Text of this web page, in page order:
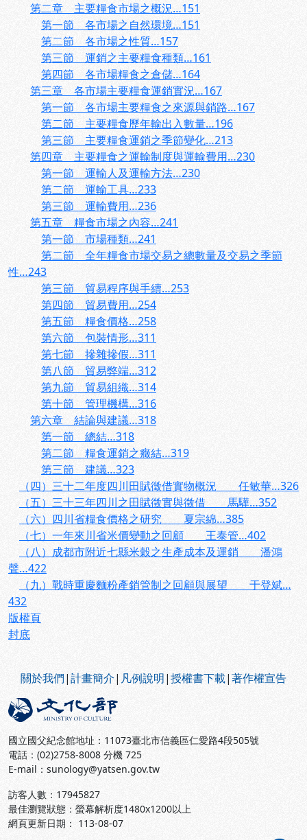
第二章 主要糧食市場之概況…151
第一節 各市場之自然環境…151
第二節 各市場之性質…157
第三節 運銷之主要糧食種類…161
第四節 各市場糧食之倉儲…164
第三章 各市場主要糧食運銷實況…167
第一節 各市場主要糧食之來源與銷路…167
第二節 主要糧食歷年輸出入數量…196
第三節 主要糧食運銷之季節變化…213
第四章 主要糧食之運輸制度與運輸費用…230
第一節 運輸人及運輸方法…230
第二節 運輸工具…233
第三節 運輸費用…236
第五章 糧食市場之內容…241
第一節 市場種類…241
第二節 全年糧食市場交易之總數量及交易之季節
性…243
第三節 貿易程序與手續…253
第四節 貿易費用…254
第五節 糧食價格…258
第六節 包裝情形…311
第七節 摻雜摻假…311
第八節 貿易弊端…312
第九節 貿易組織…314
第十節 管理機構…316
第六章 結論與建議…318
第一節 總結…318
第二節 糧食運銷之癥結…319
第三節 建議…323
（四）三十二年度四川田賦徵借實物概況 任敏華…326
（五）三十三年四川之田賦徵實與徵借 馬驊…352
（六）四川省糧食價格之研究 夏宗綿…385
（七）一年來川省米價變動之回顧 王泰管…402
（八）成都市附近七縣米穀之生產成本及運銷 潘鴻
聲…422
（九）戰時重慶麵粉產銷管制之回顧與展望 于登斌…
432
版權頁
封底
關於我們|計畫簡介| 凡例說明|授權書下載|著作權宣告
國立國父紀念館地址：11073臺北市信義區仁愛路4段505號
電話：(02)2758-8008 分機 725
E-mail：sunology@yatsen.gov.tw
訪客人數： 17945827
最佳瀏覽狀態：螢幕解析度1480x1200以上
網頁更新日期： 113-08-07